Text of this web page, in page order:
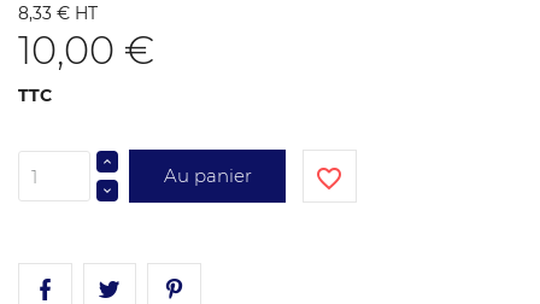
8,33 € HT
10,00 €
TTC
Au panier favorite_border